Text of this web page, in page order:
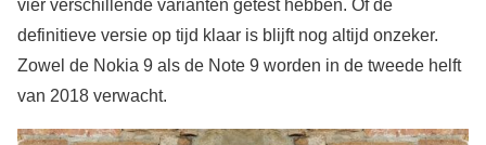
vier verschillende varianten getest hebben. Of de
definitieve versie op tijd klaar is blijft nog altijd onzeker.
Zowel de Nokia 9 als de Note 9 worden in de tweede helft
van 2018 verwacht.